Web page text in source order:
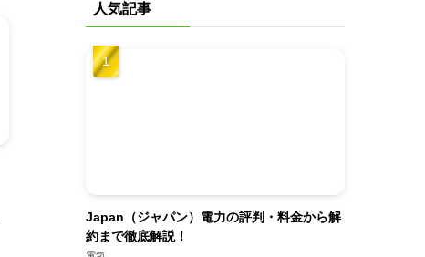
人気記事
Japan（ジャパン）電力の評判・料金から解
約まで徹底解説！